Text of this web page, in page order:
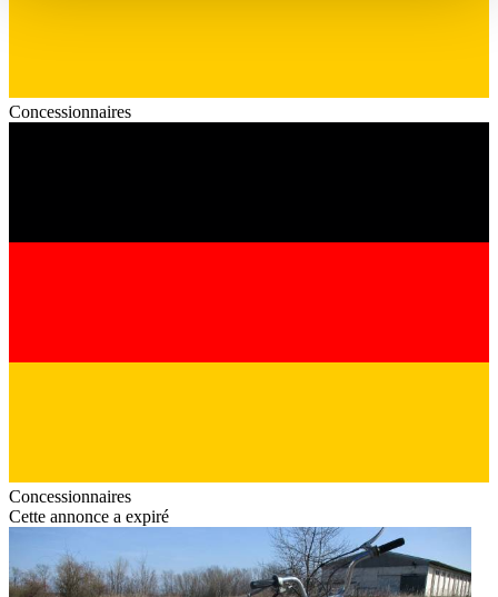
Concessionnaires
Concessionnaires
Cette annonce a expiré